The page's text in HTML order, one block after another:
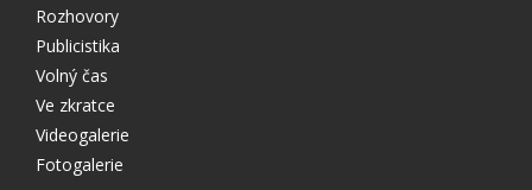
Rozhovory
Publicistika
Volný čas
Ve zkratce
Videogalerie
Fotogalerie